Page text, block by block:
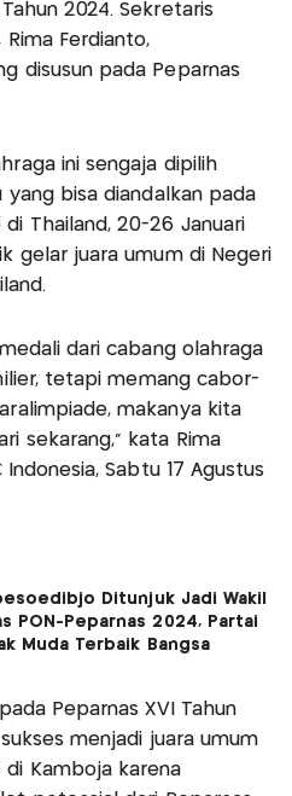
2024. Sekretaris
Rima Ferdianto,
disusun pada Peparnas
ini sengaja dipilih
bisa diandalkan pada
di Thailand, 20-26 Januari
gelar juara umum di Negeri
dari cabang olahraga
tetapi memang cabor-
makanya kita
sekarang," kata Rima
Sabtu 17 Agustus
Ditunjuk Jadi Wakil
PON-Peparnas 2024, Partai
Muda Terbaik Bangsa
Peparnas XVI Tahun
menjadi juara umum
di Kamboja karena